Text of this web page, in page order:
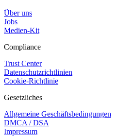
Über uns
Jobs
Medien-Kit
Compliance
Trust Center
Datenschutzrichtlinien
Cookie-Richtlinie
Gesetzliches
Allgemeine Geschäftsbedingungen
DMCA / DSA
Impressum